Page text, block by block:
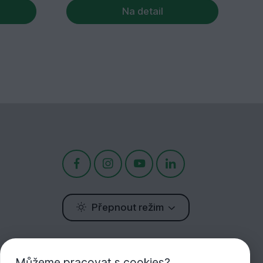
Na detail
Přepnout režim